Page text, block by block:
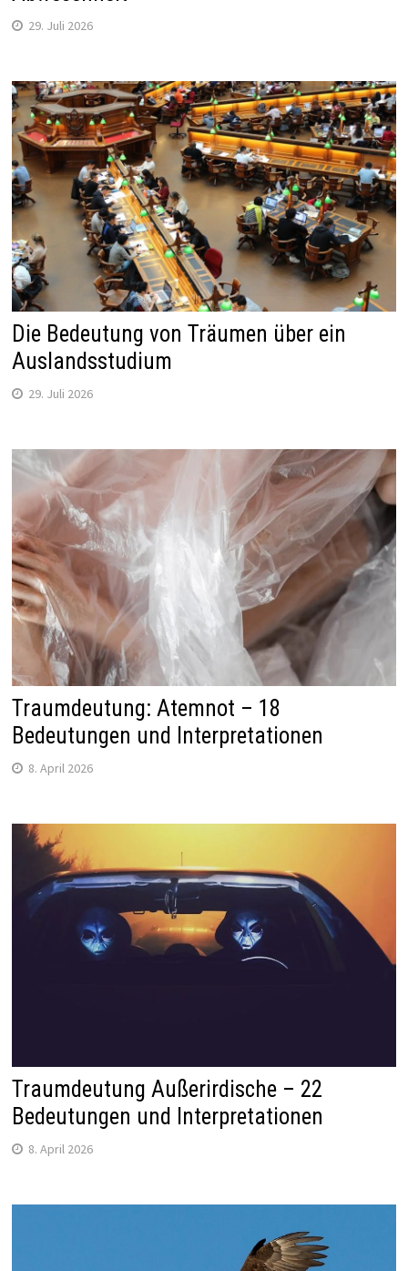
29. Juli 2026
Die Bedeutung von Träumen über ein
Auslandsstudium
29. Juli 2026
Traumdeutung: Atemnot – 18
Bedeutungen und Interpretationen
8. April 2026
Traumdeutung Außerirdische – 22
Bedeutungen und Interpretationen
8. April 2026